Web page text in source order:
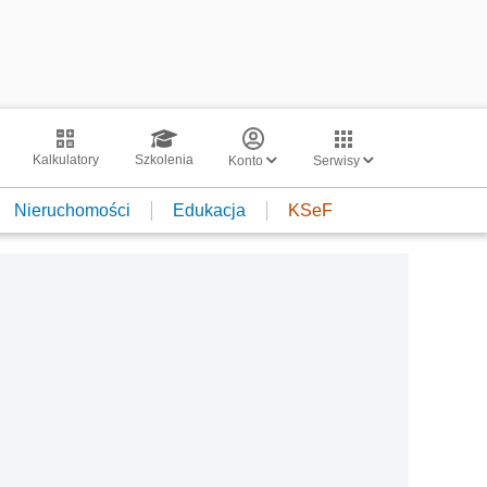
Kalkulatory Szkolenia Konto Serwisy
Nieruchomości Edukacja KSeF